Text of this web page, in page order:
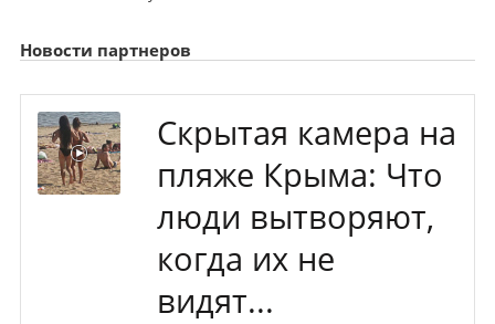
Новости партнеров
Скрытая камера на
пляже Крыма: Что
люди вытворяют,
когда их не
видят...